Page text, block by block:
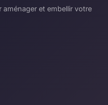
et embellir votre